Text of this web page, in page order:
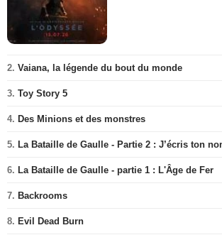
2. Vaiana, la légende du bout du monde
3. Toy Story 5
4. Des Minions et des monstres
5. La Bataille de Gaulle - Partie 2 : J’écris ton
6. La Bataille de Gaulle - partie 1 : L'Âge de Fer
7. Backrooms
8. Evil Dead Burn